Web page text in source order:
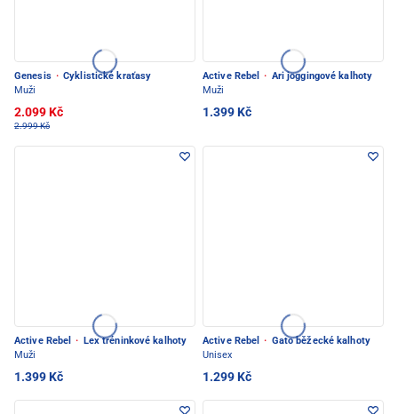
Genesis · Cyklistické kraťasy
Muži
2.099 Kč
2.999 Kč
Active Rebel · Ari joggingové kalhoty
Muži
1.399 Kč
Active Rebel ·
Lex tréninkové kalhoty
Muži
1.399 Kč
Active Rebel · Gato běžecké kalhoty
Unisex
1.299 Kč